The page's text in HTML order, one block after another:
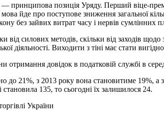
принципова позиція Уряду. Перший віце-
йде про поступове зниження загальної
без зайвих витрат часу і нервів сумлінних
від силових методів, скільки від заходів
діяльності. Виходити з тіні має стати
довідок в податковій службі в
до 21%, з 2013 року вона становитиме
становила 135, то сьогодні їх залишилося 24.
України